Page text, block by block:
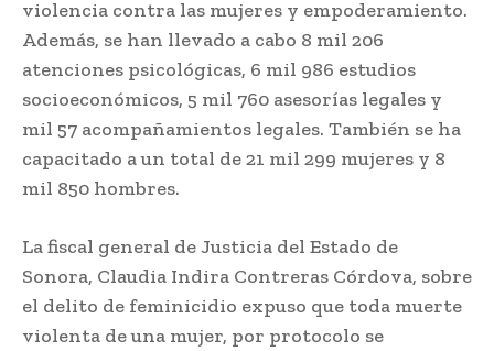
violencia contra las mujeres y empoderamiento.
Además, se han llevado a cabo 8 mil 206
atenciones psicológicas, 6 mil 986 estudios
socioeconómicos, 5 mil 760 asesorías legales y
mil 57 acompañamientos legales. También se ha
capacitado a un total de 21 mil 299 mujeres y 8
mil 850 hombres.
La fiscal general de Justicia del Estado de
Sonora, Claudia Indira Contreras Córdova, sobre
el delito de feminicidio expuso que toda muerte
violenta de una mujer, por protocolo se